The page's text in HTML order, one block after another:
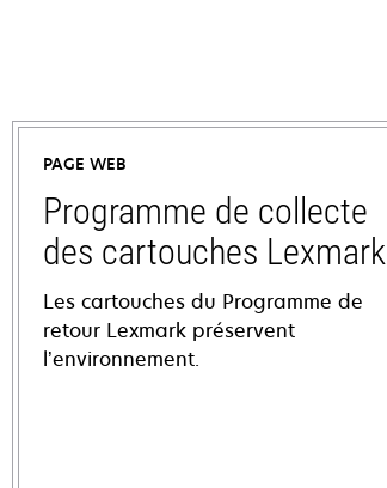
PAGE WEB
Programme de collecte
des cartouches Lexmark
Les cartouches du Programme de
retour Lexmark préservent
l’environnement.